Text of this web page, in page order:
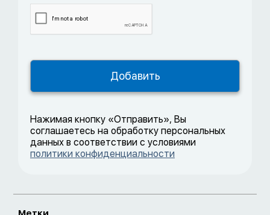
Нажимая кнопку «Отправить», Вы
соглашаетесь на обработку персональных
данных в соответствии с условиями
политики конфиденциальности